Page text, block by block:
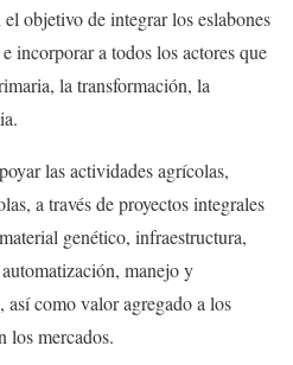
objetivo de integrar los eslabones
incorporar a todos los actores que
la transformación, la
las actividades agrícolas,
a través de proyectos integrales
genético, infraestructura,
manejo y
así como valor agregado a los
los mercados.